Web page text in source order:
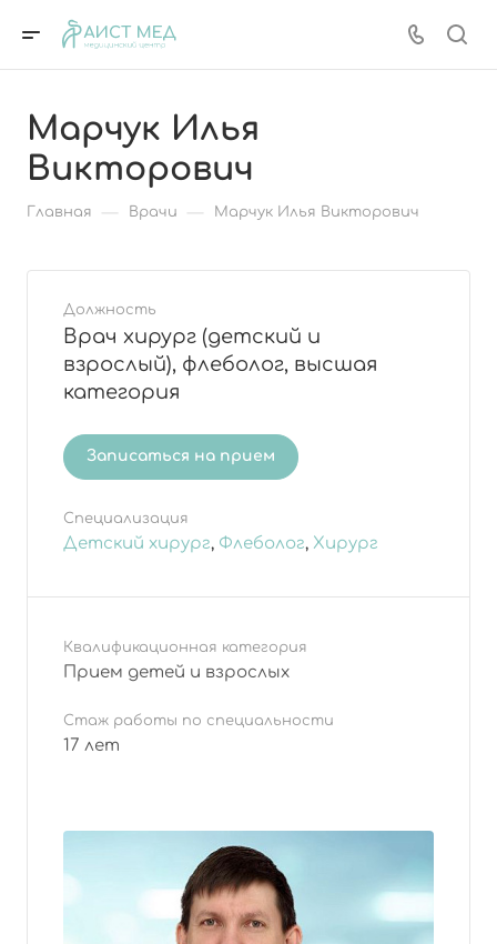
Марчук Илья
Викторович
Главная — Врачи — Марчук Илья Викторович
Должность
Врач хирург (детский и
взрослый), флеболог, высшая
категория
Записаться на прием
Специализация
Детский хирург, Флеболог, Хирург
Квалификационная категория
Прием детей и взрослых
Стаж работы по специальности
17 лет